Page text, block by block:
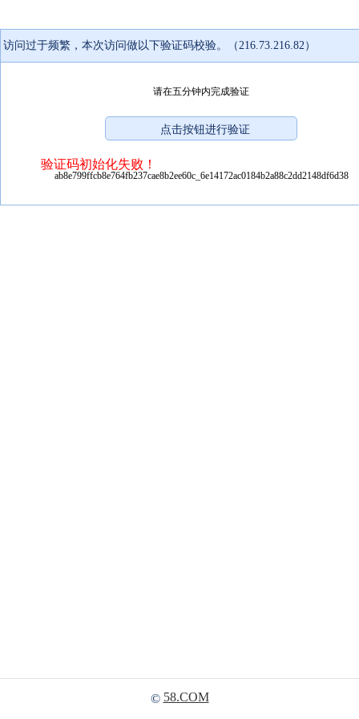
访问过于频繁，本次访问做以下验证码校验。（216.73.216.82）
请在五分钟内完成验证
验证码初始化失败！
ab8e799ffcb8e764fb237cae8b2ee60c_6e14172ac0184b2a88c2dd2148df6d38
© 58.COM